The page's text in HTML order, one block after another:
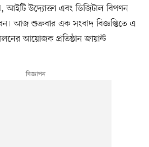
আইটি উদ্যোক্তা এবং ডিজিটাল বিপণন
আজ শুক্রবার এক সংবাদ বিজ্ঞপ্তিতে এ
আয়োজক প্রতিষ্ঠান জায়ান্ট